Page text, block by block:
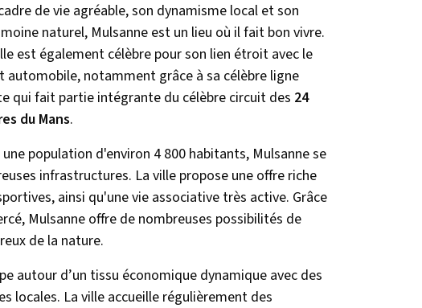
de vie agréable, son dynamisme local et son
naturel, Mulsanne est un lieu où il fait bon vivre.
est également célèbre pour son lien étroit avec le
automobile, notamment grâce à sa célèbre ligne
qui fait partie intégrante du célèbre circuit des 24
du Mans.
une population d'environ 4 800 habitants, Mulsanne se
infrastructures. La ville propose une offre riche
ainsi qu'une vie associative très active. Grâce
Mulsanne offre de nombreuses possibilités de
de la nature.
autour d’un tissu économique dynamique avec des
locales. La ville accueille régulièrement des